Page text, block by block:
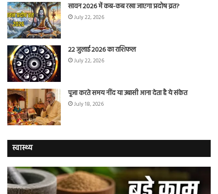
सावन 2026 में कब-कब रखा जाएगा प्रदोष व्रत?
July 22, 2026
22 जुलाई 2026 का राशिफल
July 22, 2026
पूजा करते समय नींद या उबासी आना देता है ये संकेत
July 18, 2026
स्वास्थ्य
चुटकी
भर
‘हींग’